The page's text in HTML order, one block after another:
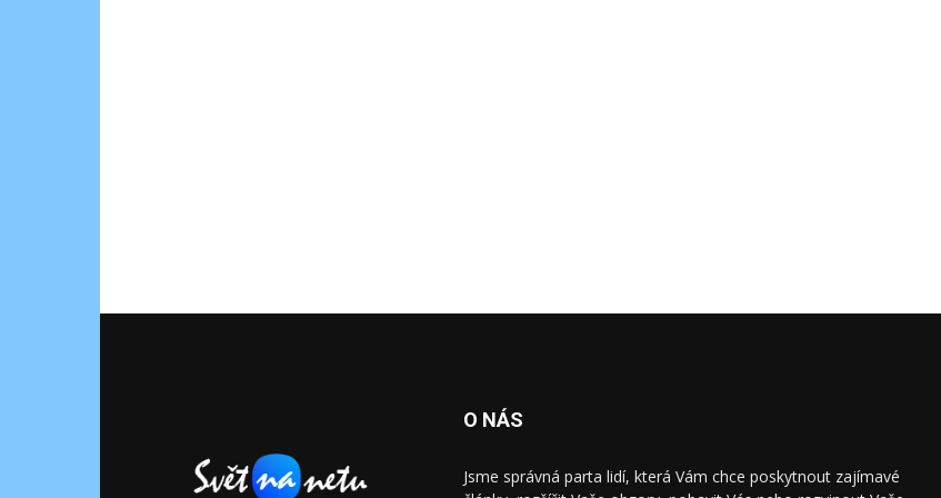
O NÁS
Jsme správná parta lidí, která Vám chce poskytnout zajímavé